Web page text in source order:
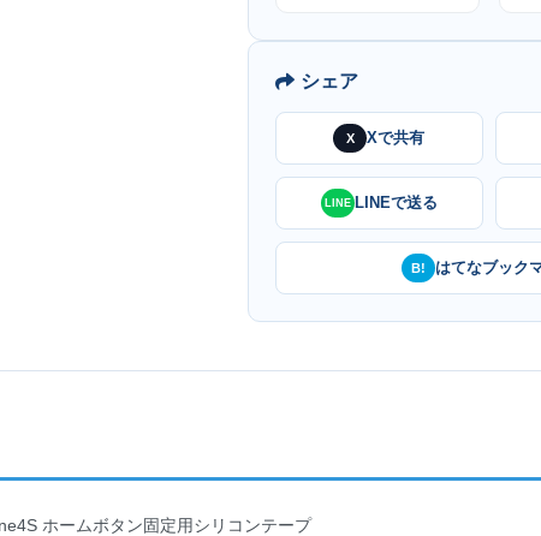
シェア
X Xで共有
LINE LINEで送る
B! はてなブック
ホームボタン固定用シリコンテープ